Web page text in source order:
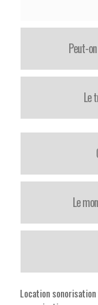
Peut-
Le
Le
Location